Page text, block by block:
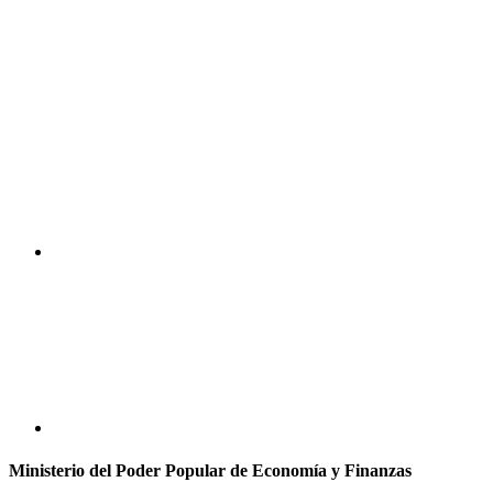
Ministerio del Poder Popular de Economía y Finanzas